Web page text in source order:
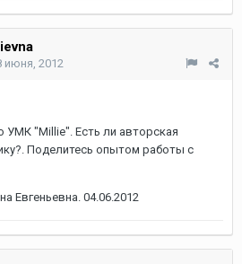
июня, 2012
УМК "Millie". Есть ли авторская
Поделитесь опытом работы с
Евгеньевна. 04.06.2012